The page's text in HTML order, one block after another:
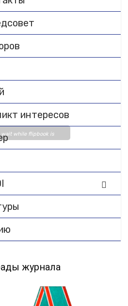
wait while flipbook is
issues please refer
Plugin Help
интересов
журнала